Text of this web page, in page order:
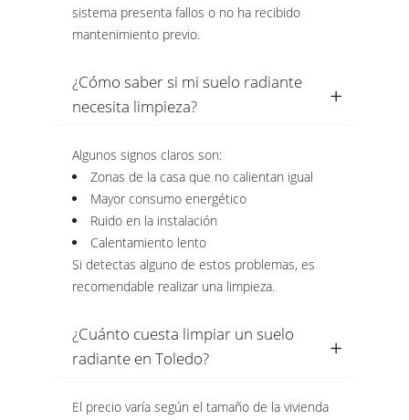
sistema presenta fallos o no ha recibido
mantenimiento previo.
¿Cómo saber si mi suelo radiante
necesita limpieza?
Algunos signos claros son:
Zonas de la casa que no calientan igual
Mayor consumo energético
Ruido en la instalación
Calentamiento lento
Si detectas alguno de estos problemas, es
recomendable realizar una limpieza.
¿Cuánto cuesta limpiar un suelo
radiante en Toledo?
El precio varía según el tamaño de la vivienda